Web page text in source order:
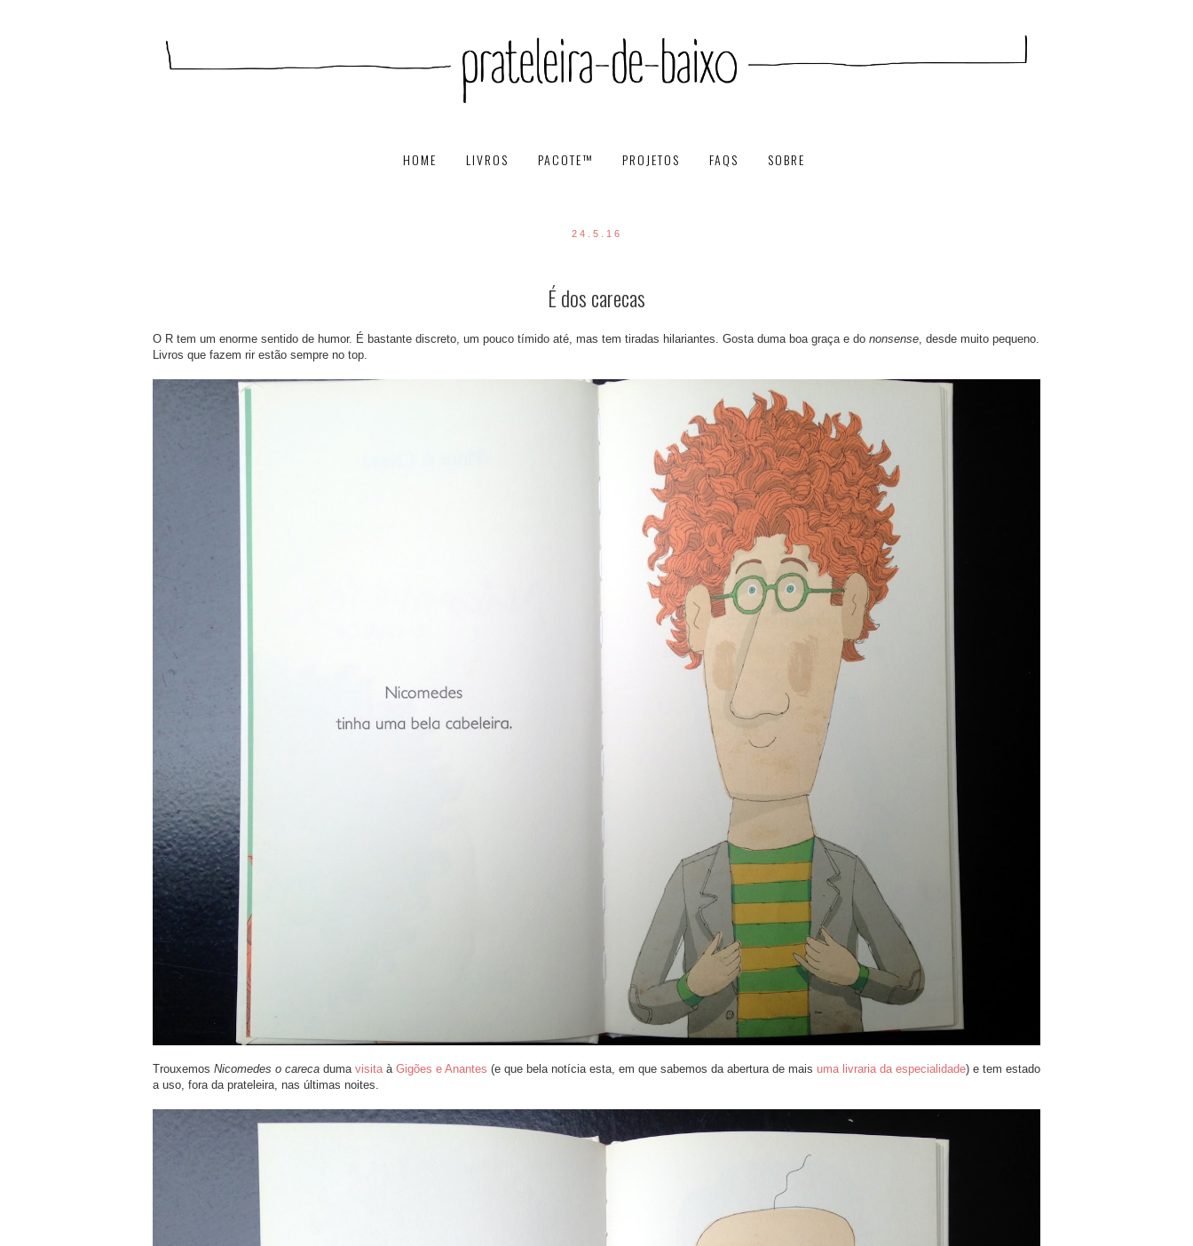
HOME LIVROS PACOTE™ PROJETOS FAQS SOBRE
24.5.16
É dos carecas
O R tem um enorme sentido de humor. É bastante discreto, um pouco tímido até, mas tem tiradas hilariantes. Gosta duma boa graça e do nonsense , desde muito pequeno.
Livros que fazem rir estão sempre no top.
Trouxemos Nicomedes o careca duma visita à Gigões e Anantes (e que bela notícia esta, em que sabemos da abertura de mais uma livraria da especialidade) e tem estado
a uso, fora da prateleira, nas últimas noites.